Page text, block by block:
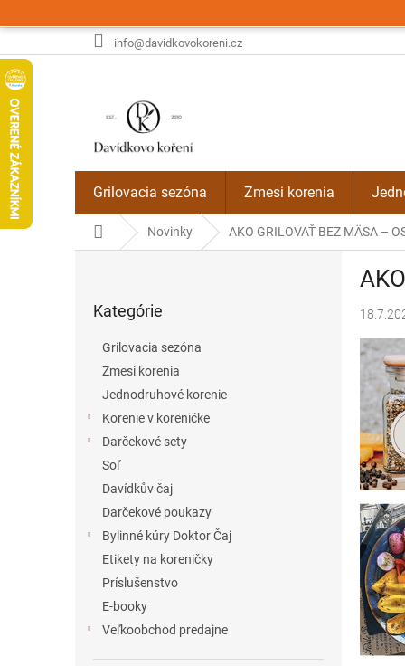
na
info@davidkovokoreni.cz
Grilovacia sezóna Zmesi korenia
DomovNovinky AKO GRILOVAŤ BEZ MÄSA –
kategórie
Kategórie
Grilovacia sezóna
Zmesi korenia
Jednodruhové korenie
Korenie v koreničke
Darčekové sety
Soľ
Davídkův čaj
Darčekové poukazy
Bylinné kúry Doktor Čaj
Etikety na koreničky
Príslušenstvo
E-booky
Veľkoobchod predajne